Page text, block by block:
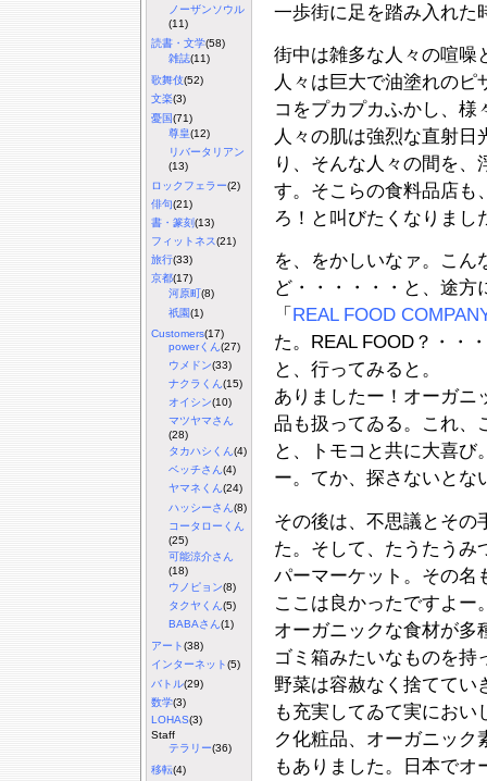
ノーザンソウル
(11)
読書・文学(58)
雑誌(11)
歌舞伎(52)
文楽(3)
憂国(71)
尊皇(12)
リバータリアン
(13)
ロックフェラー(2)
俳句(21)
書・篆刻(13)
フィットネス(21)
旅行(33)
京都(17)
河原町 (8)
祇園(1)
Customers(17)
powerくん (27)
ウメドン(33)
ナクラくん (15)
オイシン(10)
マツヤマさん
(28)
タカハシくん(4)
ベッチさん(4)
ヤマネくん(24)
ハッシーさん (8)
コータローくん
(25)
可能涼介さん
(18)
ウノピョン(8)
タクヤくん (5)
BABAさん (1)
アート(38)
インターネット(5)
バトル(29)
数学(3)
LOHAS(3)
Staff
テラリー(36)
移転(4)
一歩街に足を踏み入れた
街中は雑多な人々の喧噪
人々は巨大で油塗れの
コをプカプカふかし、様
人々の肌は強烈な直射
り、そんな人々の間を
す。そこらの食料品店も
ろ！と叫びたくなりまし
を、をかしいなァ。こん
ど・・・・・・と、途方
「 REAL FOOD
た。REAL FOOD？・・
と、行ってみると。
ありましたー！オーガニ
品も扱ってゐる。これ、
と、トモコと共に大喜
ー。てか、探さないとな
その後は、不思議とその
た。そして、たうたうみ
パーマーケット。その名
ここは良かったですよー
オーガニックな食材が多
ゴミ箱みたいなものを持
野菜は容赦なく捨ててい
も充実してゐて実にお
ク化粧品、オーガニック
もありました。日本で